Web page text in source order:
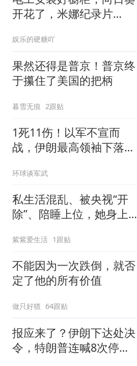
开花了，米娜纪录片
娱乐的硬糖吖
果然还得是普京！普京终
于攥住了美国的把柄
暮雪无痕 2跟贴
1死11伤！以军不宣而
战，伊朗最高领袖下落不
环球谈军武
私生活混乱、被央视“开
除”、陪睡上位，她身上哪
紫紫爱生活 1跟贴
不能因为一次跌倒，就否
定了他的所有价值
做只好猹 64跟贴
报应来了？伊朗下达处决
令，特朗普连喊8次停